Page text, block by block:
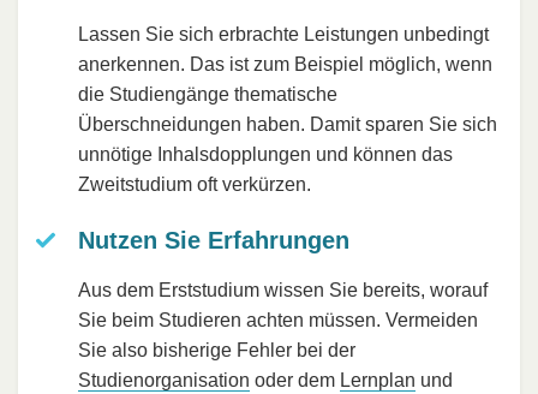
Lassen Sie sich erbrachte Leistungen unbedingt
anerkennen. Das ist zum Beispiel möglich, wenn
die Studiengänge thematische
Überschneidungen haben. Damit sparen Sie sich
unnötige Inhalsdopplungen und können das
Zweitstudium oft verkürzen.
Nutzen Sie Erfahrungen
Aus dem Erststudium wissen Sie bereits, worauf
Sie beim Studieren achten müssen. Vermeiden
Sie also bisherige Fehler bei der
Studienorganisation oder dem Lernplan und